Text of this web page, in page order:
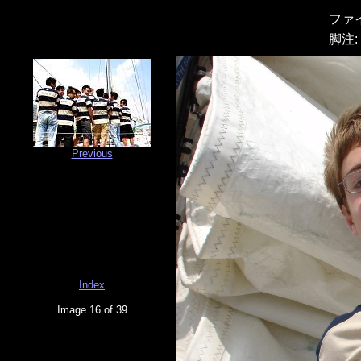
ファ
脚注:
Previous
Index
Image 16 of 39